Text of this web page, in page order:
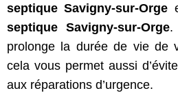
septique Savigny-sur-Orge
septique Savigny-sur-Orge.
prolonge la durée de vie de
cela vous permet aussi
aux réparations d’urgence.